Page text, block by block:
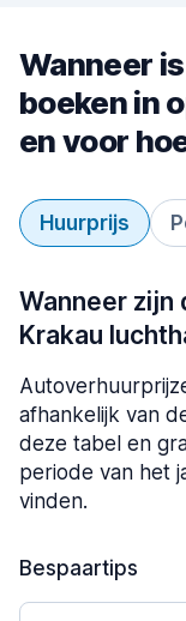
Wanneer
boeken in
en voor
Huurprijs
Wanneer zijn
Krakau
afhankelijk van
deze tabel en
periode van het
vinden.
Bespaartips